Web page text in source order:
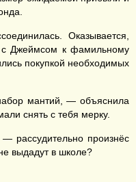
Оказывается,
с Джеймсом к фамильному
покупкой необходимых
мантий, — объяснила
снять с тебя мерку.
произнёс
выдадут в школе?